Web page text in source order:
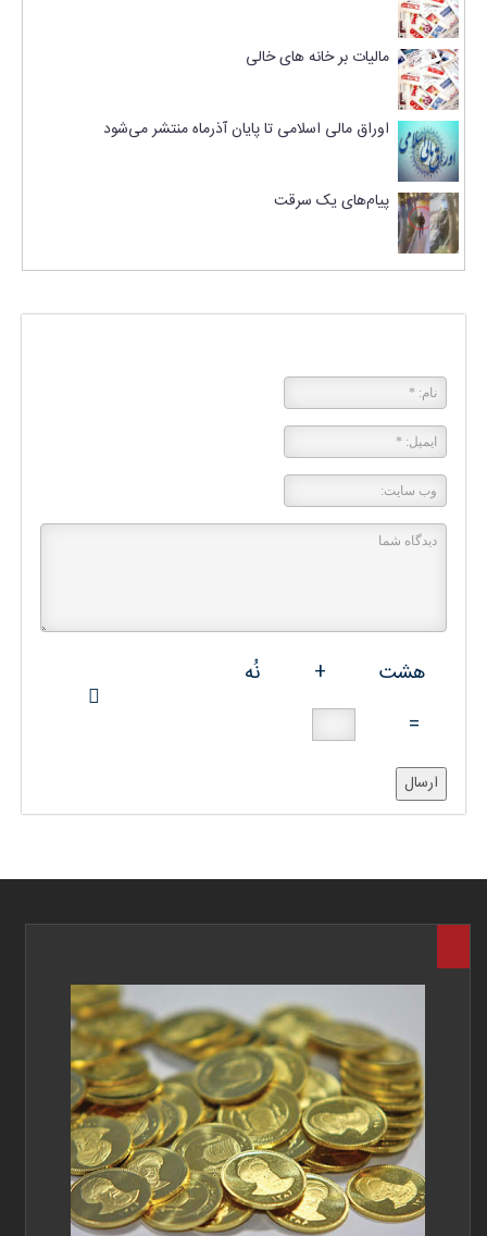
مالیات بر خانه های خالی
اوراق مالی اسلامی تا پایان آذرماه منتشر می‌شود
پیام‌های یک سرقت
هشت +
نُه
=
ارسال